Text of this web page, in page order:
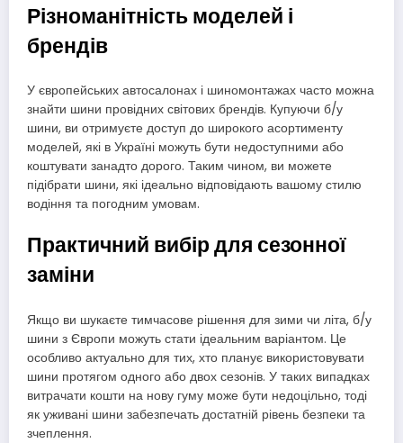
Різноманітність моделей і
брендів
У європейських автосалонах і шиномонтажах часто можна
знайти шини провідних світових брендів. Купуючи б/у
шини, ви отримуєте доступ до широкого асортименту
моделей, які в Україні можуть бути недоступними або
коштувати занадто дорого. Таким чином, ви можете
підібрати шини, які ідеально відповідають вашому стилю
водіння та погодним умовам.
Практичний вибір для сезонної
заміни
Якщо ви шукаєте тимчасове рішення для зими чи літа, б/у
шини з Європи можуть стати ідеальним варіантом. Це
особливо актуально для тих, хто планує використовувати
шини протягом одного або двох сезонів. У таких випадках
витрачати кошти на нову гуму може бути недоцільно, тоді
як уживані шини забезпечать достатній рівень безпеки та
зчеплення.